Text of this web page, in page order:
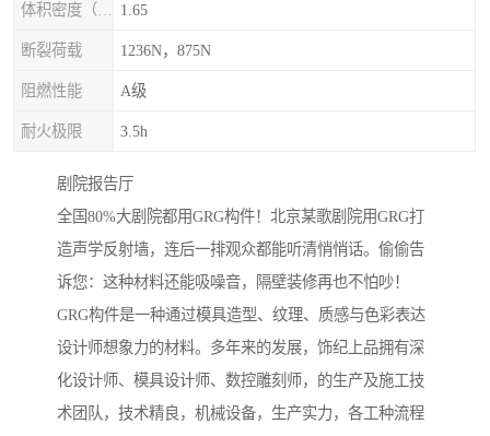
1.65
断裂荷载 1236N，875N
阻燃性能 A级
耐火极限 3.5h
剧院‌报告厅
全国80%大剧院都用GRG构件！北京某歌剧院用GRG打
造声学反射墙，连后一排观众都能听清悄悄话。偷偷告
诉您：这种材料还能吸噪音，隔壁装修再也不怕吵！
GRG构件是一种通过模具造型、纹理、质感与色彩表达
设计师想象力的材料。多年来的发展，饰纪上品拥有深
化设计师、模具设计师、数控雕刻师，的生产及施工技
术团队，技术精良，机械设备，生产实力，各工种流程